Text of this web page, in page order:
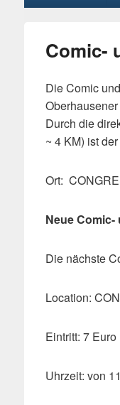
Comic-
Die Comic
Durch die
~ 4 KM) ist
Ort:
Neue
Die nächste
Location:
Eintritt: 7
Uhrzeit: von